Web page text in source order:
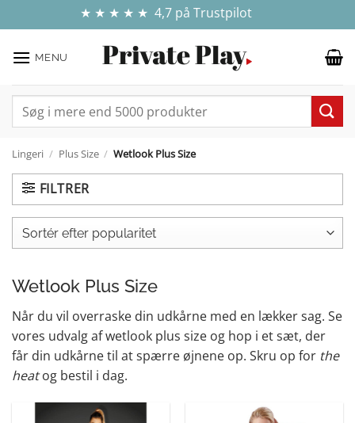
til
indhold
💰 GRATIS FRAGT VED KØB FOR OVER 499 KR.
🍆 100% DISKRETION & SIKKER HANDEL
★ ★ ★ ★ ★ 4,7 på Trustpilot
✓ E-MÆRKET WEBSHOP - DIN ONLINE TRYGHED
MENU
Søg
efter:
Lingeri / Plus Size / Wetlook Plus Size
FILTRER
Wetlook Plus Size
Når du vil overraske din udkårne med en lækker sag. Se
vores udvalg af wetlook plus size og hop i et sæt, der
får din udkårne til at spærre øjnene op. Skru op for the
heatog bestil i dag.